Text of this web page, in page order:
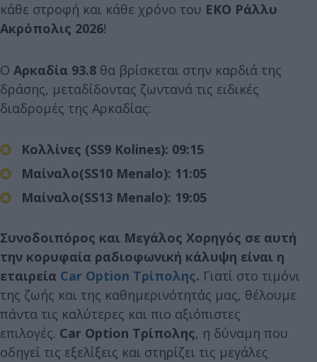
κάθε στροφή και κάθε χρόνο του ΕΚΟ Ράλλυ
Ακρόπολις 2026!
Ο Αρκαδία 93.8 θα βρίσκεται στην καρδιά της
δράσης, μεταδίδοντας ζωντανά τις ειδικές
διαδρομές της Αρκαδίας:
Κολλίνες (SS9 Kolines): 09:15
Μαίναλο(SS10 Menalo): 11:05
Μαίναλο(SS13 Menalo): 19:05
Συνοδοιπόρος και Μεγάλος Χορηγός σε αυτή
την κορυφαία ραδιοφωνική κάλυψη είναι η
εταιρεία Car Option Τρίπολης. Γιατί στο τιμόνι
της ζωής και της καθημερινότητάς μας, θέλουμε
πάντα τις καλύτερες και πιο αξιόπιστες
επιλογές. Car Option Τρίπολης, η δύναμη που
οδηγεί τις εξελίξεις και στηρίζει τις μεγάλες